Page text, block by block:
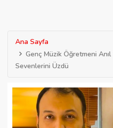
Ana Sayfa
Genç Müzik Öğretmeni
Sevenlerini Üzdü